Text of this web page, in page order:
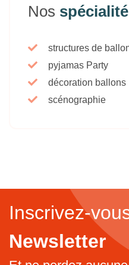
Nos
structures de
pyjamas Party
décoration ballons
scénographie
Inscrivez-
Newsletter